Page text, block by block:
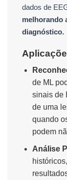
dados de
melhorando
diagnóstico.
de ML
sinais de
de uma
quando
podem
Análise